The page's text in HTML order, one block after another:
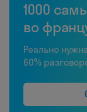
1000
во
Реально
60%